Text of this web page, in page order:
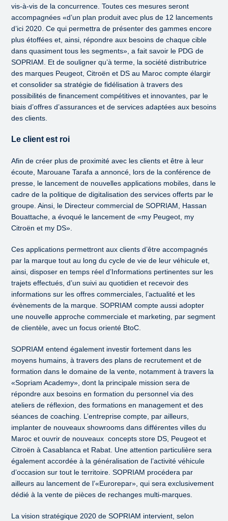
vis-à-vis de la concurrence. Toutes ces mesures seront
accompagnées «d’un plan produit avec plus de 12 lancements
d’ici 2020. Ce qui permettra de présenter des gammes encore
plus étoffées et, ainsi, répondre aux besoins de chaque cible
dans quasiment tous les segments», a fait savoir le PDG de
SOPRIAM. Et de souligner qu’à terme, la société distributrice
des marques Peugeot, Citroën et DS au Maroc compte élargir
et consolider sa stratégie de fidélisation à travers des
possibilités de financement compétitives et innovantes, par le
biais d’offres d’assurances et de services adaptées aux besoins
des clients.
Le client est roi
Afin de créer plus de proximité avec les clients et être à leur
écoute, Marouane Tarafa a annoncé, lors de la conférence de
presse, le lancement de nouvelles applications mobiles, dans le
cadre de la politique de digitalisation des services offerts par le
groupe. Ainsi, le Directeur commercial de SOPRIAM, Hassan
Bouattache, a évoqué le lancement de «my Peugeot, my
Citroën et my DS».
Ces applications permettront aux clients d’être accompagnés
par la marque tout au long du cycle de vie de leur véhicule et,
ainsi, disposer en temps réel d’Informations pertinentes sur les
trajets effectués, d’un suivi au quotidien et recevoir des
informations sur les offres commerciales, l’actualité et les
évènements de la marque. SOPRIAM compte aussi adopter
une nouvelle approche commerciale et marketing, par segment
de clientèle, avec un focus orienté BtoC.
SOPRIAM entend également investir fortement dans les
moyens humains, à travers des plans de recrutement et de
formation dans le domaine de la vente, notamment à travers la
«Sopriam Academy», dont la principale mission sera de
répondre aux besoins en formation du personnel via des
ateliers de réflexion, des formations en management et des
séances de coaching. L’entreprise compte, par ailleurs,
implanter de nouveaux showrooms dans différentes villes du
Maroc et ouvrir de nouveaux concepts store DS, Peugeot et
Citroën à Casablanca et Rabat. Une attention particulière sera
également accordée à la généralisation de l’activité véhicule
d’occasion sur tout le territoire. SOPRIAM procédera par
ailleurs au lancement de l’«Eurorepar», qui sera exclusivement
dédié à la vente de pièces de rechanges multi-marques.
La vision stratégique 2020 de SOPRIAM intervient, selon